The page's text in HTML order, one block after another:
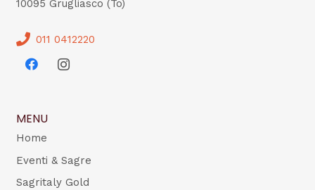
10095 Grugliasco (To)
011 0412220
MENU
Home
Eventi & Sagre
Sagritaly Gold